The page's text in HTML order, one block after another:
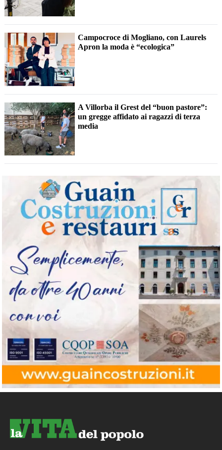
Campocroce di Mogliano, con Laurels
Apron la moda è “ecologica”
A Villorba il Grest del “buon pastore”:
un gregge affidato ai ragazzi di terza
media